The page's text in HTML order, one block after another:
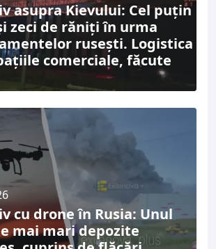
asupra Kievului: Cel puțin
zeci de răniți în urma
rusești. Logistica
comerciale, făcute
cu drone în Rusia: Unul
mai mari depozite